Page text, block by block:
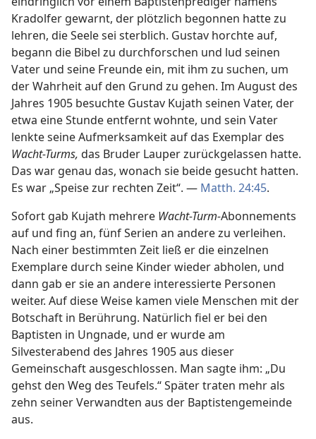
Kradolfer gewarnt, der plötzlich begonnen hatte zu
lehren, die Seele sei sterblich. Gustav horchte auf,
begann die Bibel zu durchforschen und lud seinen
Vater und seine Freunde ein, mit ihm zu suchen, um
der Wahrheit auf den Grund zu gehen. Im August des
Jahres 1905 besuchte Gustav Kujath seinen Vater, der
etwa eine Stunde entfernt wohnte, und sein Vater
lenkte seine Aufmerksamkeit auf das Exemplar des
Wacht-Turms, das Bruder Lauper zurückgelassen hatte.
Das war genau das, wonach sie beide gesucht hatten.
Es war „Speise zur rechten Zeit“. — Matth. 24:45.
Sofort gab Kujath mehrere Wacht-Turm-Abonnements
auf und fing an, fünf Serien an andere zu verleihen.
Nach einer bestimmten Zeit ließ er die einzelnen
Exemplare durch seine Kinder wieder abholen, und
dann gab er sie an andere interessierte Personen
weiter. Auf diese Weise kamen viele Menschen mit der
Botschaft in Berührung. Natürlich fiel er bei den
Baptisten in Ungnade, und er wurde am
Silvesterabend des Jahres 1905 aus dieser
Gemeinschaft ausgeschlossen. Man sagte ihm: „Du
gehst den Weg des Teufels.“ Später traten mehr als
zehn seiner Verwandten aus der Baptistengemeinde
aus.